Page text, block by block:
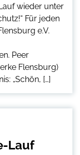
wieder unter
Für jeden
e.V.
Peer
Flensburg)
„Schön, […]
Lauf